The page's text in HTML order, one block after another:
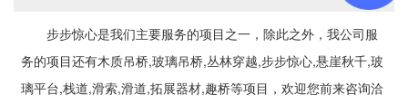
步步惊心是我们主要服务的项目之一，除此之外，我公司服
务的项目还有木质吊桥,玻璃吊桥,丛林穿越,步步惊心,悬崖秋千,玻
璃平台,栈道,滑索,滑道,拓展器材,趣桥等项目，欢迎您前来咨询洽